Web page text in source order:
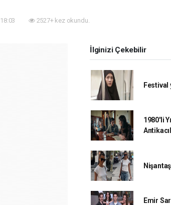
2527+ kez okundu.
İlginizi Çekebilir
Festival
1980'li
Emir